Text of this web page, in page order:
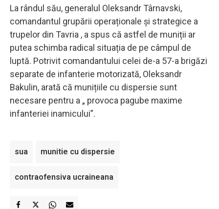
La rândul său, generalul Oleksandr Târnavski,
comandantul grupării operaționale și strategice a
trupelor din Tavria , a spus că astfel de muniții ar
putea schimba radical situația de pe câmpul de
luptă. Potrivit comandantului celei de-a 57-a brigăzi
separate de infanterie motorizată, Oleksandr
Bakulin, arată că munițiile cu dispersie sunt
necesare pentru a „ provoca pagube maxime
infanteriei inamicului”.
sua munitie cu dispersie
contraofensiva ucraineana